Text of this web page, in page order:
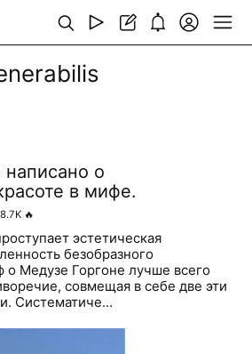
о
в мифе.
8.7K 🔥
эстетическая
безобразного
о Медузе Горгоне лучше всего
совмещая в себе две эти
Систематиче...